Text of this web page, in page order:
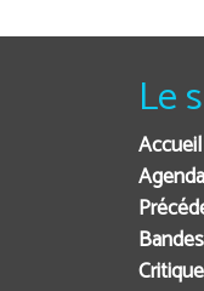
Le
Accueil